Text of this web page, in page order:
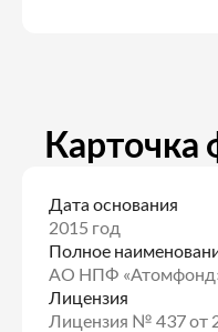
Карточка
Дата основания
2015 год
Полное
АО НПФ
Лицензия
Лицензия № 437 от